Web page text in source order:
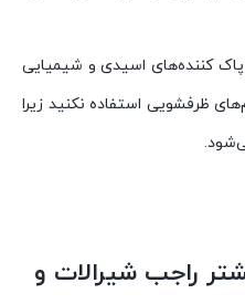
کننده‌های اسیدی و شیمیایی
ظرفشویی استفاده نکنید زیرا
راجب شیرالات و